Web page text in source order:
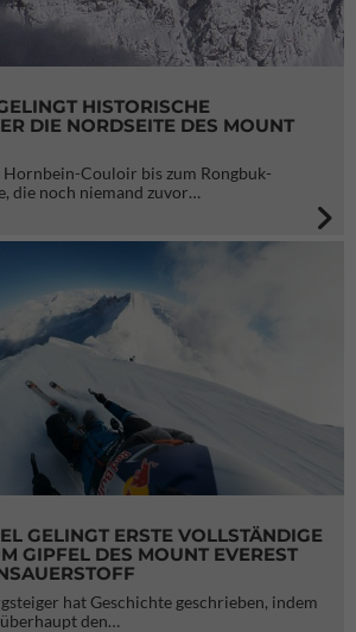
HISTORISCHE
DIE NORDSEITE DES MOUNT
Hornbein-Couloir bis zum Rongbuk-
die noch niemand zuvor…
GELINGT ERSTE VOLLSTÄNDIGE
GIPFEL DES MOUNT EVEREST
hat Geschichte geschrieben, indem
den…